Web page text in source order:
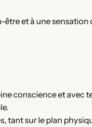
être et à une sensation
conscience et avec
tant sur le plan